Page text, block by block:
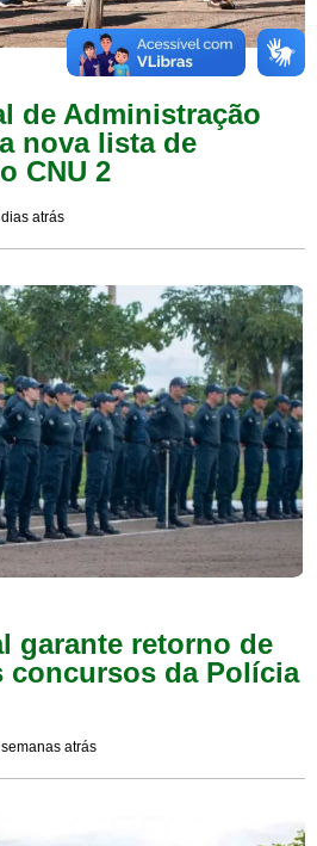
de Administração
nova lista de
CNU 2
atrás
garante retorno de
concursos da Polícia
atrás